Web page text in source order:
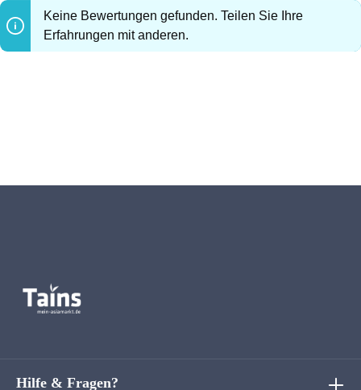
Keine Bewertungen gefunden. Teilen Sie Ihre
Erfahrungen mit anderen.
Hilfe & Fragen?